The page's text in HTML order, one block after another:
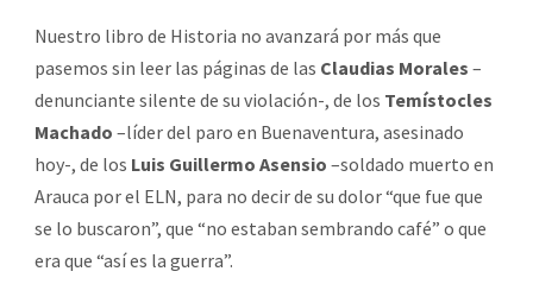
Nuestro libro de Historia no avanzará por más que
pasemos sin leer las páginas de las Claudias Morales –
denunciante silente de su violación-, de los Temístocles
Machado –líder del paro en Buenaventura, asesinado
hoy-, de los Luis Guillermo Asensio –soldado muerto en
Arauca por el ELN, para no decir de su dolor “que fue que
se lo buscaron”, que “no estaban sembrando café” o que
era que “así es la guerra”.